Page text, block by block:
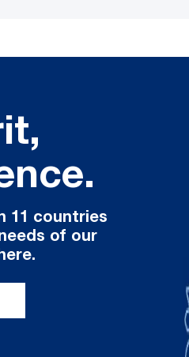
MI.RA/OnePicker –
11 countries
of our